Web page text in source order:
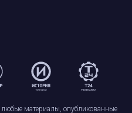
материалы, опубликованные